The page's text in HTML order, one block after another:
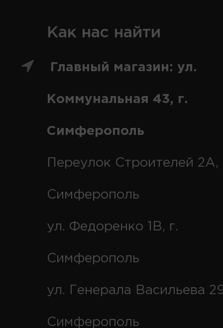
Как нас найти
Главный магазин: ул.
Коммунальная 43, г.
Симферополь
Переулок Строителей 2А,
Симферополь
ул. Федоренко 1В, г.
Симферополь
ул. Генерала Васильева
Симферополь